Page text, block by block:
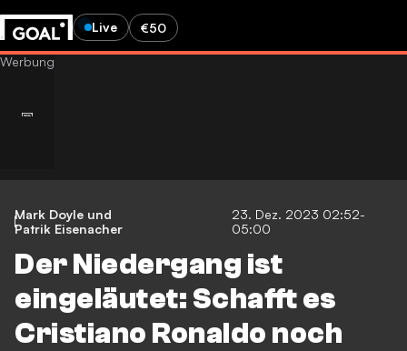
Live €50
Mark Doyle und
Patrik Eisenacher
23. Dez. 2023 02:52-
05:00
Der Niedergang ist
eingeläutet: Schafft es
Cristiano Ronaldo noch